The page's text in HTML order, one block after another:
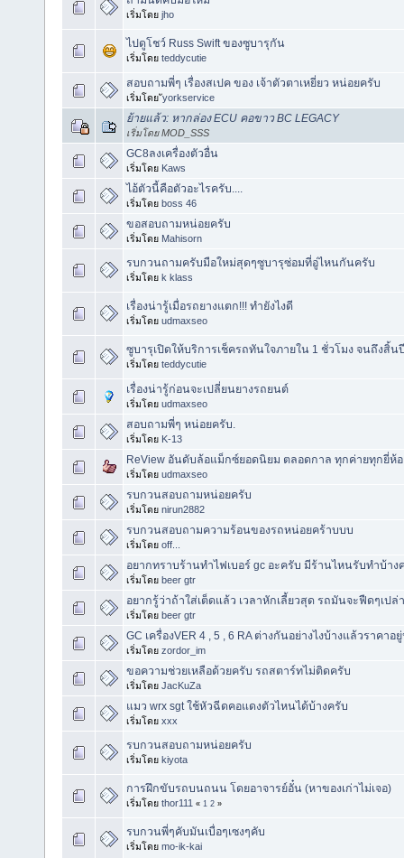
เริ่มโดย jho
ไปดูโชว์ Russ Swift ของซูบารุกัน
เริ่มโดย teddycutie
สอบถามพี่ๆ เรื่องสเปค ของ เจ้าตัวตาเหยี่ยว หน่อยครับ
เริ่มโดยัyorkservice
ย้ายแล้ว: หากล่อง ECU คอขาว BC LEGACY
เริ่มโดย MOD_SSS
GC8ลงเครื่องตัวอื่น
เริ่มโดย Kaws
ไอ้ตัวนี้คือตัวอะไรครับ....
เริ่มโดย boss 46
ขอสอบถามหน่อยครับ
เริ่มโดย Mahisorn
รบกวนถามครับมือใหม่สุดๆซูบารุซ่อมที่อู่ไหนกันครับ
เริ่มโดย k klass
เรื่องน่ารู้เมื่อรถยางแตก!!! ทำยังไงดี
เริ่มโดย udmaxseo
ซูบารุเปิดให้บริการเช็ครถทันใจภายใน 1 ชั่วโมง จนถึงสิ้น
เริ่มโดย teddycutie
เรื่องน่ารู้ก่อนจะเปลี่ยนยางรถยนต์
เริ่มโดย udmaxseo
สอบถามพี่ๆ หน่อยครับ.
เริ่มโดย K-13
ReView อันดับล้อแม็กซ์ยอดนิยม ตลอดกาล ทุกค่ายทุกยี่ห้อ
เริ่มโดย udmaxseo
รบกวนสอบถามหน่อยครับ
เริ่มโดย nirun2882
รบกวนสอบถามความร้อนของรถหน่อยคร้าบบบ
เริ่มโดย off...
อยากทราบร้านทำไฟเบอร์ gc อะครับ มีร้านไหนรับทำบ้าง
เริ่มโดย beer gtr
อยากรู้ว่าถ้าใส่เต็ดแล้ว เวลาหักเลี้ยวสุด รถมันจะฟืดๆเปล่
เริ่มโดย beer gtr
GC เครื่องVER 4 , 5 , 6 RA ต่างกันอย่างไงบ้างแล้วราคา
เริ่มโดย zordor_im
ขอความช่วยเหลือด้วยครับ รถสตาร์ทไม่ติดครับ
เริ่มโดย JacKuZa
แมว wrx sgt ใช้หัวฉีดคอแดงตัวไหนได้บ้างครับ
เริ่มโดย xxx
รบกวนสอบถามหน่อยครับ
เริ่มโดย kiyota
การฝึกขับรถบนถนน โดยอาจารย์อั๋น (หาของเก่าไม่เจอ)
เริ่มโดย thor111 « 1 2 »
รบกวนพี่ๆคับมันเบื่อๆเซงๆคับ
เริ่มโดย mo-ik-kai